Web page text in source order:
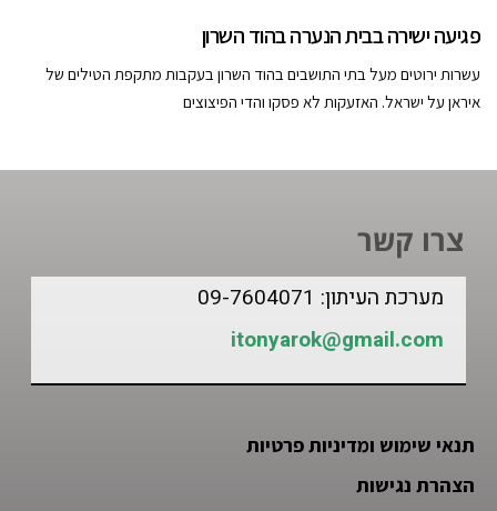
פגיעה ישירה בבית הנערה בהוד השרון
עשרות ירוטים מעל בתי התושבים בהוד השרון בעקבות מתקפת הטילים של
איראן על ישראל. האזעקות לא פסקו והדי הפיצוצים
צרו קשר
מערכת העיתון: 09-7604071
itonyarok@gmail.com
תנאי שימוש ומדיניות פרטיות
הצהרת נגישות